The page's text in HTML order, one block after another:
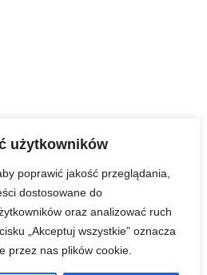
użytkowników
poprawić jakość przeglądania,
dostosowane do
oraz analizować ruch
„Akceptuj wszystkie” oznacza
przez nas plików cookie.